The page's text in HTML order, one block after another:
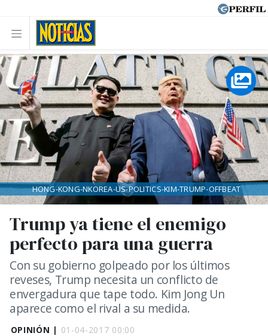
OPINIÓN | 01-04-2017 00:00
Trump ya tiene el enemigo
perfecto para una guerra
Con su gobierno golpeado por los últimos
reveses, Trump necesita un conflicto de
envergadura que tape todo. Kim Jong Un
aparece como el rival a su medida.
HONG-KONG-NKOREA-US-POLITICS-KIM-TRUMP-OFFBEAT